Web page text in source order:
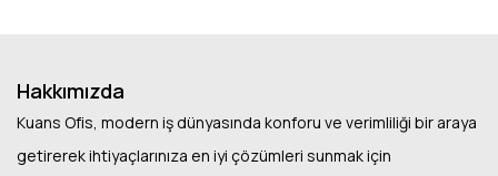
Hakkımızda
Kuans Ofis, modern iş dünyasında konforu ve verimliliği bir araya
getirerek ihtiyaçlarınıza en iyi çözümleri sunmak için